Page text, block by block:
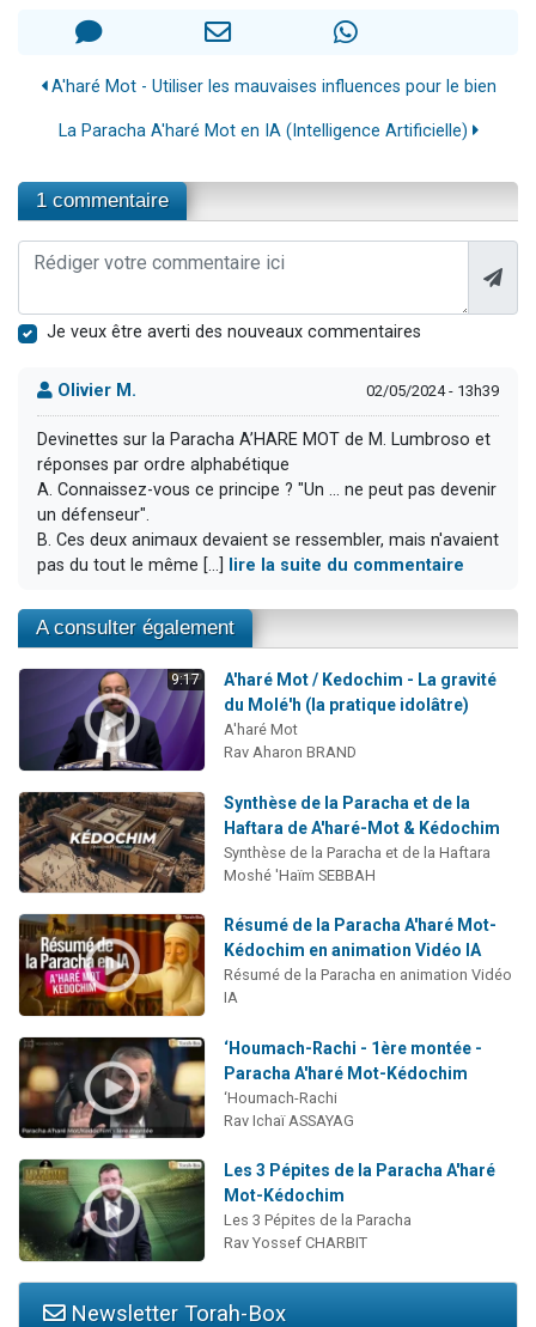
A'haré Mot - Utiliser les mauvaises influences pour le bien
La Paracha A'haré Mot en IA (Intelligence Artificielle)
1 commentaire
Je veux être averti des nouveaux commentaires
Olivier M. 02/05/2024 - 13h39
Devinettes sur la Paracha A’HARE MOT de M. Lumbroso et
réponses par ordre alphabétique
A. Connaissez-vous ce principe ? "Un ... ne peut pas devenir
un défenseur".
B. Ces deux animaux devaient se ressembler, mais n'avaient
pas du tout le même [...] lire la suite du commentaire
A consulter également
9:17
A'haré Mot / Kedochim - La gravité
du Molé'h (la pratique idolâtre)
A'haré Mot
Rav Aharon BRAND
Synthèse de la Paracha et de la
Haftara de A'haré-Mot & Kédochim
Synthèse de la Paracha et de la Haftara
Moshé 'Haïm SEBBAH
Résumé de la Paracha A'haré Mot-
Kédochim en animation Vidéo IA
Résumé de la Paracha en animation Vidéo
IA
‘Houmach-Rachi - 1ère montée -
Paracha A'haré Mot-Kédochim
‘Houmach-Rachi
Rav Ichaï ASSAYAG
Les 3 Pépites de la Paracha A'haré
Mot-Kédochim
Les 3 Pépites de la Paracha
Rav Yossef CHARBIT
Newsletter Torah-Box